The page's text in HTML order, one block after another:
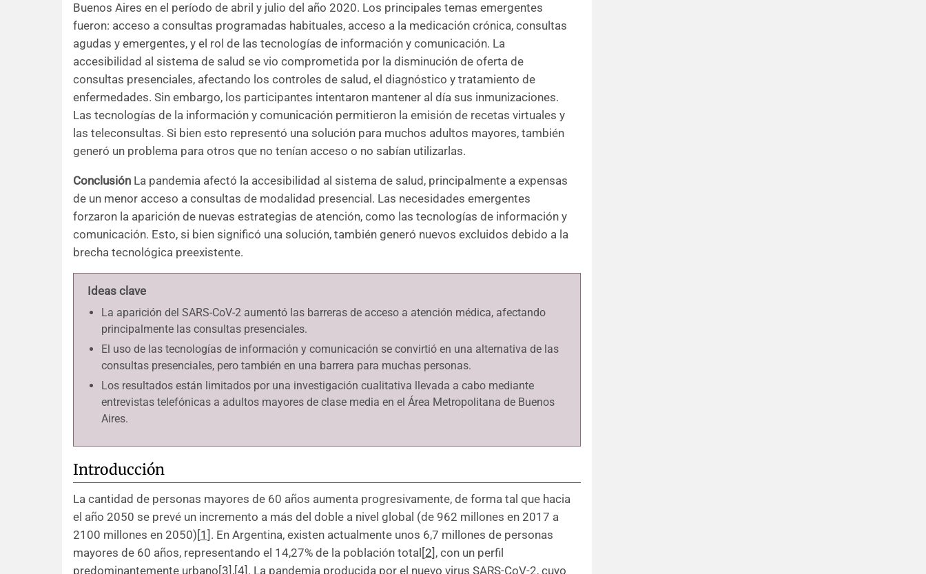
Buenos Aires en el período de abril y julio del año 2020. Los principales temas emergentes
fueron: acceso a consultas programadas habituales, acceso a la medicación crónica, consultas
agudas y emergentes, y el rol de las tecnologías de información y comunicación. La
accesibilidad al sistema de salud se vio comprometida por la disminución de oferta de
consultas presenciales, afectando los controles de salud, el diagnóstico y tratamiento de
enfermedades. Sin embargo, los participantes intentaron mantener al día sus inmunizaciones.
Las tecnologías de la información y comunicación permitieron la emisión de recetas virtuales y
las teleconsultas. Si bien esto representó una solución para muchos adultos mayores, también
generó un problema para otros que no tenían acceso o no sabían utilizarlas.
ConclusiónLa pandemia afectó la accesibilidad al sistema de salud, principalmente a expensas
de un menor acceso a consultas de modalidad presencial. Las necesidades emergentes
forzaron la aparición de nuevas estrategias de atención, como las tecnologías de información y
comunicación. Esto, si bien significó una solución, también generó nuevos excluidos debido a la
brecha tecnológica preexistente.
Ideas clave
La aparición del SARS-CoV-2 aumentó las barreras de acceso a atención médica, afectando
principalmente las consultas presenciales.
El uso de las tecnologías de información y comunicación se convirtió en una alternativa de las
consultas presenciales, pero también en una barrera para muchas personas.
Los resultados están limitados por una investigación cualitativa llevada a cabo mediante
entrevistas telefónicas a adultos mayores de clase media en el Área Metropolitana de Buenos
Aires.
Introducción
La cantidad de personas mayores de 60 años aumenta progresivamente, de forma tal que hacia
el año 2050 se prevé un incremento a más del doble a nivel global (de 962 millones en 2017 a
2100 millones en 2050)[1 ]. En Argentina, existen actualmente unos 6,7 millones de personas
mayores de 60 años, representando el 14,27% de la población total[2], con un perfil
predominantemente urbano[3] ,[4]. La pandemia producida por el nuevo virus SARS-CoV-2, cuyo